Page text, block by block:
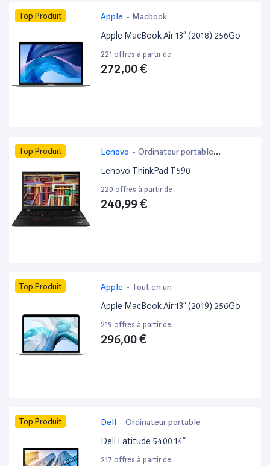
Top Produit Apple - Macbook
Apple MacBook Air 13” (2018) 256Go
221 offres à partir de :
272,00 €
Top Produit Lenovo - Ordinateur portable
bureautique
Lenovo ThinkPad T590
220 offres à partir de :
240,99 €
Top Produit Apple - Tout en un
Apple MacBook Air 13” (2019) 256Go
219 offres à partir de :
296,00 €
Top Produit Dell - Ordinateur portable
Dell Latitude 5400 14”
217 offres à partir de :